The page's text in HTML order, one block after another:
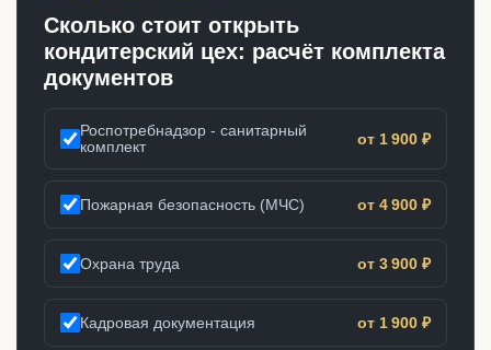
Сколько стоит открыть
кондитерский цех: расчёт комплекта
документов
Роспотребнадзор - санитарный
комплект
от 1 900 ₽
Пожарная безопасность (МЧС) от 4 900 ₽
Охрана труда от 3 900 ₽
Кадровая документация от 1 900 ₽